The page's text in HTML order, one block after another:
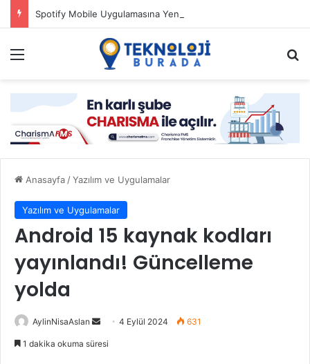
Spotify Mobile Uygulamasına Yeni Özellikler Ekliyor
Menü
Anasayfa/Yazılım ve Uygulamalar
Yazılım ve Uygulamalar
Android 15 kaynak kodları
yayınlandı! Güncelleme
yolda
AylinNisaAslan
Bir
4 Eylül 2024 631
1 dakika okuma süresi